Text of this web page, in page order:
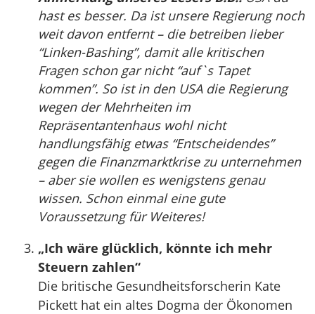
hast es besser. Da ist unsere Regierung noch
weit davon entfernt – die betreiben lieber
“Linken-Bashing”, damit alle kritischen
Fragen schon gar nicht “auf`s Tapet
kommen”. So ist in den USA die Regierung
wegen der Mehrheiten im
Repräsentantenhaus wohl nicht
handlungsfähig etwas “Entscheidendes”
gegen die Finanzmarktkrise zu unternehmen
– aber sie wollen es wenigstens genau
wissen. Schon einmal eine gute
Voraussetzung für Weiteres!
„Ich wäre glücklich, könnte ich mehr
Steuern zahlen“
Die britische Gesundheitsforscherin Kate
Pickett hat ein altes Dogma der Ökonomen